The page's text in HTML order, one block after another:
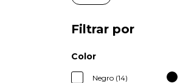
Filtrar por
Color
Negro (14)